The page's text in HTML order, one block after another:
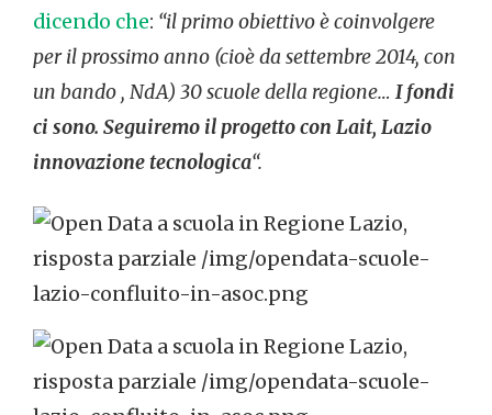
dicendo che: “il primo obiettivo è coinvolgere
per il prossimo anno (cioè da settembre 2014, con
un bando , NdA) 30 scuole della regione… I fondi
ci sono. Seguiremo il progetto con Lait, Lazio
innovazione tecnologica“.